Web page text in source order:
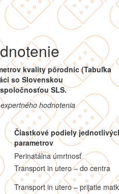
kvality pôrodníc (Tabuľka
so Slovenskou
SLS.
hodnotenia
Čiastkové podiely
parametrov
Perinatálna úmrtnosť
Transport in utero – do centra
Transport in utero – prijatie